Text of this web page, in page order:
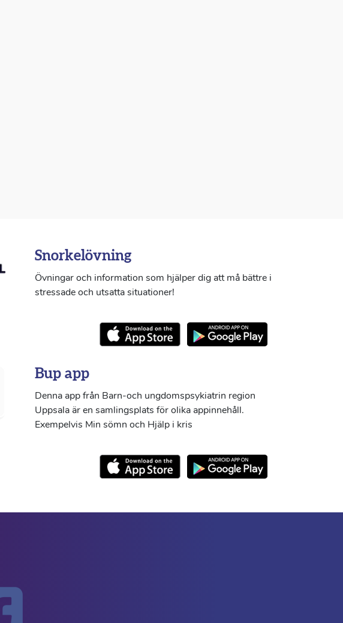
Snorkelövning
Övningar och information som hjälper dig att må bättre i
stressade och utsatta situationer!
Bup app
Denna app från Barn-och ungdomspsykiatrin region
Uppsala är en samlingsplats för olika appinnehåll.
Exempelvis Min sömn och Hjälp i kris